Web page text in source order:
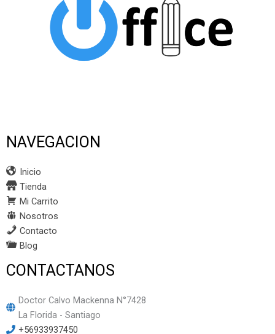
NAVEGACION
Inicio
Tienda
Mi Carrito
Nosotros
Contacto
Blog
CONTACTANOS
Doctor Calvo Mackenna N°7428
La Florida - Santiago
+56933937450